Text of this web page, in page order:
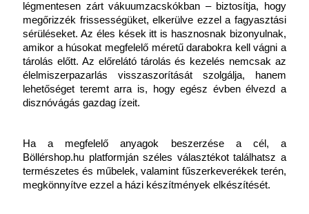
légmentesen zárt vákuumzacskókban – biztosítja, hogy
megőrizzék frissességüket, elkerülve ezzel a fagyasztási
sérüléseket. Az éles kések itt is hasznosnak bizonyulnak,
amikor a húsokat megfelelő méretű darabokra kell vágni a
tárolás előtt. Az előrelátó tárolás és kezelés nemcsak az
élelmiszerpazarlás visszaszorítását szolgálja, hanem
lehetőséget teremt arra is, hogy egész évben élvezd a
disznóvágás gazdag ízeit.
Ha a megfelelő anyagok beszerzése a cél, a
Böllérshop.hu platformján széles választékot találhatsz a
természetes és műbelek, valamint fűszerkeverékek terén,
megkönnyítve ezzel a házi készítmények elkészítését.